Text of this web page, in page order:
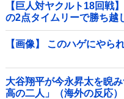
【巨人対ヤクルト18回戦
の2点タイムリーで勝ち越
【画像】 このハゲにやら
大谷翔平が今永昇太を睨
高の二人」（海外の反応）